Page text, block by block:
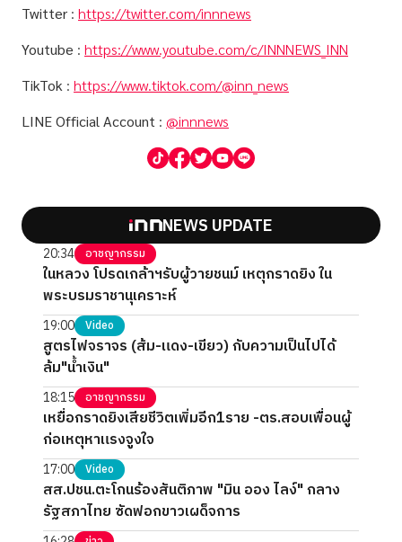
Twitter : https://twitter.com/innnews
Youtube : https://www.youtube.com/c/INNNEWS_INN
TikTok : https://www.tiktok.com/@inn_news
LINE Official Account : @innnews
NEWS UPDATE
20:34 อาชญากรรม
ในหลวง โปรดเกล้าฯรับผู้วายชนม์ เหตุกราดยิง ใน
พระบรมราชานุเคราะห์
19:00 Video
สูตรไฟจราจร (ส้ม-แดง-เขียว) กับความเป็นไปได้
ล้ม"น้ำเงิน"
18:15 อาชญากรรม
เหยื่อกราดยิงเสียชีวิตเพิ่มอีก1ราย -ตร.สอบเพื่อนผู้
ก่อเหตุหาแรงจูงใจ
17:00 Video
สส.ปชน.ตะโกนร้องสันติภาพ "มิน ออง ไลง์" กลาง
รัฐสภาไทย ซัดฟอกขาวเผด็จการ